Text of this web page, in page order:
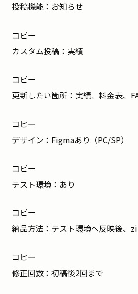
投稿機能：お知らせ
コピー
カスタム投稿：実績
コピー
更新したい箇所：実績、料金表、
コピー
デザイン：Figmaあり（PC/SP）
コピー
テスト環境：あり
コピー
納品方法：テスト環境へ反映後、
コピー
修正回数：初稿後2回まで